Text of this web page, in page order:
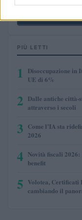
kpk ETH Prime
PIÙ LETTI
1
Disoccupazione in
UE di 6%
2 Dalle antiche città-
attraverso i secoli
3 Come l’IA sta
2026
4 Novità fiscali
benefit
5 Volotea, Certificati
cambiando il